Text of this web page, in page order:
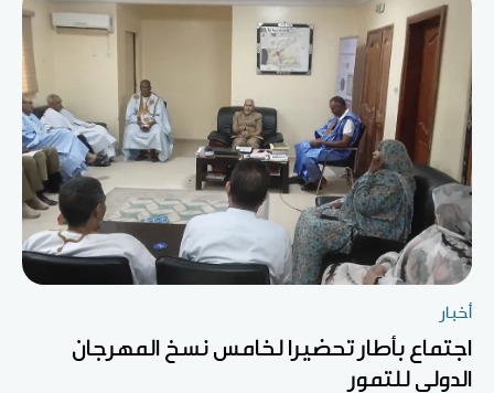
أخبار
اجتماع بأطار تحضيرا لخامس نسخ المهرجان
الدولي للتمور